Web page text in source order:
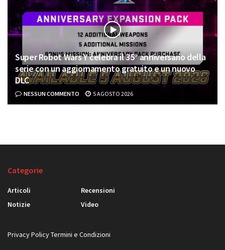
Super Robot Wars Y celebra il 35° anniversario della
serie con un aggiornamento gratuito e un nuovo
DLC
NESSUN COMMENTO 5 AGOSTO 2026
Categorie
Articoli
Notizie
Recensioni
Video
Privacy PolicyTermini e Condizioni